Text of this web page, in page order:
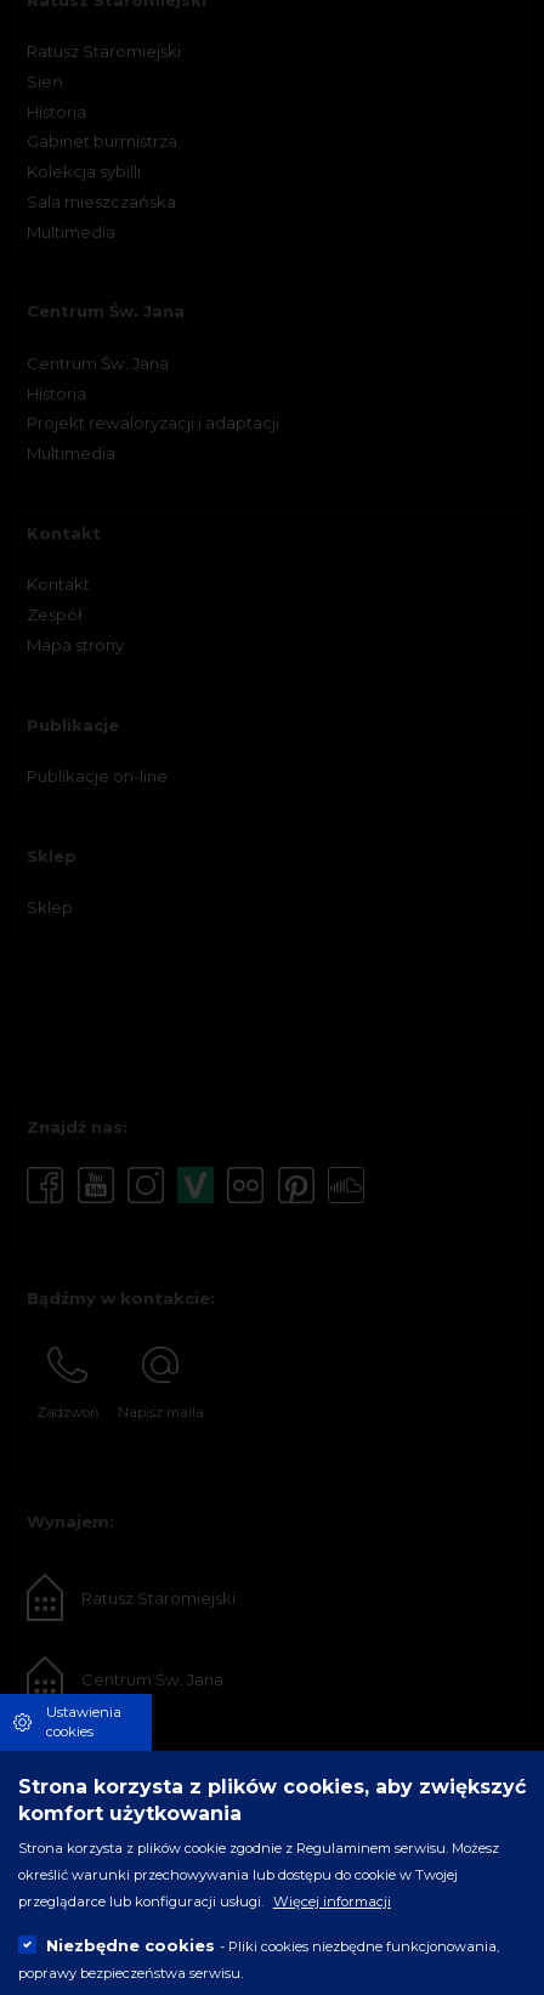
Ratusz Staromiejski
Sień
Historia
Gabinet burmistrza
Kolekcja sybilli
Sala mieszczańska
Multimedia
Centrum Św. Jana
Centrum Św. Jana
Historia
Projekt rewaloryzacji i adaptacji
Multimedia
Kontakt
Kontakt
Zespół
Mapa strony
Publikacje
Publikacje on-line
Sklep
Sklep
Znajdź nas:
Bądźmy w kontakcie:
Zadzwoń Napisz maila
Wynajem:
Ratusz Staromiejski
Centrum Św. Jana
Ustawienia
cookies
Strona korzysta z plików cookies, aby zwiększyć
komfort użytkowania
Strona korzysta z plików cookie zgodnie z Regulaminem serwisu. Możesz
określić warunki przechowywania lub dostępu do cookie w Twojej
przeglądarce lub konfiguracji usługi.
Więcej informacji
Niezbędne cookies - Pliki cookies niezbędne funkcjonowania,
poprawy bezpieczeństwa serwisu.